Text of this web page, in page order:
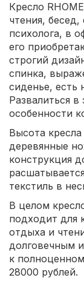
Кресло
чтения,
психолога, в
его
строгий
спинка,
сиденье, есть
Развалиться в
особенности
Высота
деревянные
конструкция
текстиль в
В целом
подходит для
отдыха и
долговечным
к
28000 рублей.